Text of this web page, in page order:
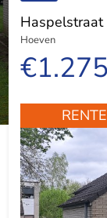
Haspelstraat
Hoeven